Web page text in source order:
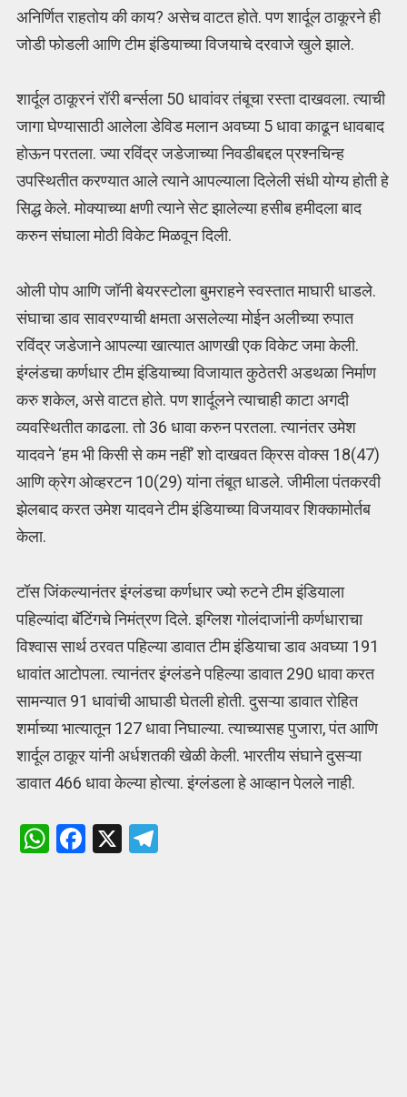
अनिर्णित राहतोय की काय? असेच वाटत होते. पण शार्दूल ठाकूरने ही
जोडी फोडली आणि टीम इंडियाच्या विजयाचे दरवाजे खुले झाले.
शार्दूल ठाकूरनं रॉरी बर्न्सला 50 धावांवर तंबूचा रस्ता दाखवला. त्याची
जागा घेण्यासाठी आलेला डेविड मलान अवघ्या 5 धावा काढून धावबाद
होऊन परतला. ज्या रविंद्र जडेजाच्या निवडीबद्दल प्रश्नचिन्ह
उपस्थितीत करण्यात आले त्याने आपल्याला दिलेली संधी योग्य होती हे
सिद्ध केले. मोक्याच्या क्षणी त्याने सेट झालेल्या हसीब हमीदला बाद
करुन संघाला मोठी विकेट मिळवून दिली.
ओली पोप आणि जॉनी बेयरस्टोला बुमराहने स्वस्तात माघारी धाडले.
संघाचा डाव सावरण्याची क्षमता असलेल्या मोईन अलीच्या रुपात
रविंद्र जडेजाने आपल्या खात्यात आणखी एक विकेट जमा केली.
इंग्लंडचा कर्णधार टीम इंडियाच्या विजायात कुठेतरी अडथळा निर्माण
करु शकेल, असे वाटत होते. पण शार्दूलने त्याचाही काटा अगदी
व्यवस्थितीत काढला. तो 36 धावा करुन परतला. त्यानंतर उमेश
यादवने ‘हम भी किसी से कम नहीं’ शो दाखवत क्रिस वोक्स 18(47)
आणि क्रेग ओव्हरटन 10(29) यांना तंबूत धाडले. जीमीला पंतकरवी
झेलबाद करत उमेश यादवने टीम इंडियाच्या विजयावर शिक्कामोर्तब
केला.
टॉस जिंकल्यानंतर इंग्लंडचा कर्णधार ज्यो रुटने टीम इंडियाला
पहिल्यांदा बॅटिंगचे निमंत्रण दिले. इग्लिश गोलंदाजांनी कर्णधाराचा
विश्वास सार्थ ठरवत पहिल्या डावात टीम इंडियाचा डाव अवघ्या 191
धावांत आटोपला. त्यानंतर इंग्लंडने पहिल्या डावात 290 धावा करत
सामन्यात 91 धावांची आघाडी घेतली होती. दुसऱ्या डावात रोहित
शर्माच्या भात्यातून 127 धावा निघाल्या. त्याच्यासह पुजारा, पंत आणि
शार्दूल ठाकूर यांनी अर्धशतकी खेळी केली. भारतीय संघाने दुसऱ्या
डावात 466 धावा केल्या होत्या. इंग्लंडला हे आव्हान पेलले नाही.
W F X T